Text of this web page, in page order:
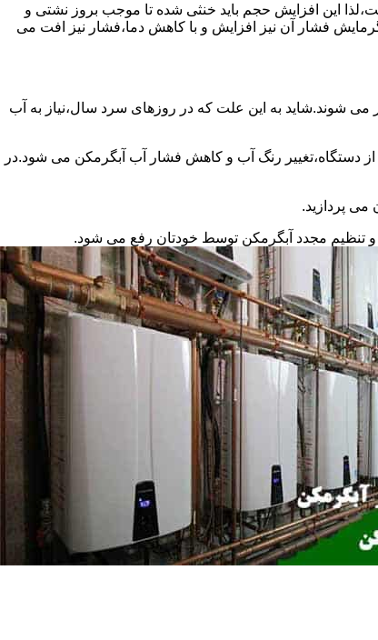
این افزایش حجم باید خنثی شده تا موجب بروز نشتی و
فشار آن نیز افزایش و با کاهش دما،فشار نیز افت می
می شوند.شاید به این علت که در روزهای سرد سال،نیاز به آب
رنگ آب و کاهش فشار آب آبگرمکن می شود.در
پردازید.
تنظیم مجدد آبگرمکن توسط خودتان رفع می شود.